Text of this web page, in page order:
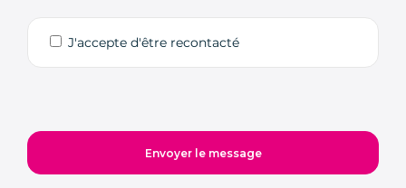
J'accepte d'être recontacté